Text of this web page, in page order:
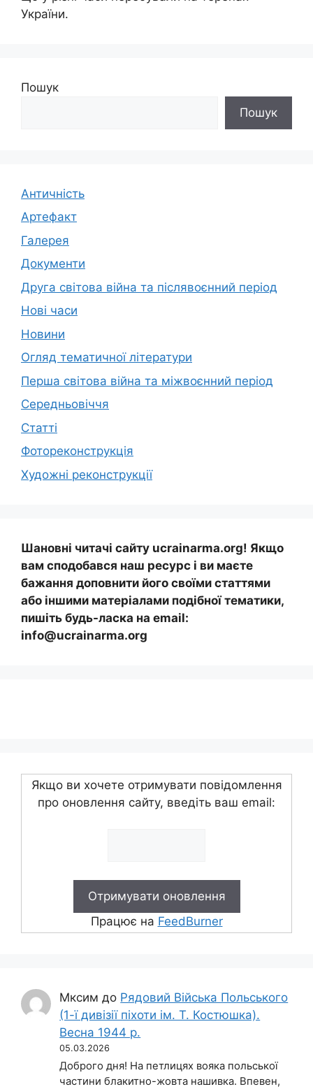
України.
Пошук
Пошук
Античність
Артефакт
Галерея
Документи
Друга світова війна та післявоєнний період
Нові часи
Новини
Огляд тематичної літератури
Перша світова війна та міжвоєнний період
Середньовіччя
Статті
Фотореконструкція
Художні реконструкції
Шановні читачі сайту ucrainarma.org! Якщо
вам сподобався наш ресурс і ви маєте
бажання доповнити його своїми статтями
або іншими матеріалами подібної тематики,
пишіть будь-ласка на email:
info@ucrainarma.org
Якщо ви хочете отримувати повідомлення
про оновлення сайту, введіть ваш email:
Працює на FeedBurner
Мксим до Рядовий Війська Польського
(1-ї дивізії піхоти ім. Т. Костюшка).
Весна 1944 р.
05.03.2026
Доброго дня! На петлицях вояка польської
частини блакитно-жовта нашивка. Впевен,